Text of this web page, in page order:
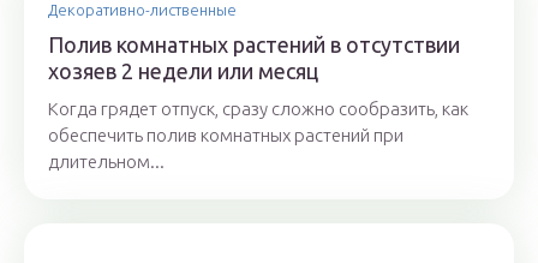
Декоративно-лиственные
Полив комнатных растений в отсутствии
хозяев 2 недели или месяц
Когда грядет отпуск, сразу сложно сообразить, как
обеспечить полив комнатных растений при
длительном...